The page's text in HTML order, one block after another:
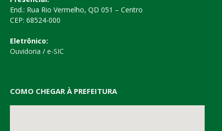
End.: Rua Rio Vermelho, QD 051 – Centro
CEP: 68524-000
Eletrônico:
Ouvidoria / e-SIC
COMO CHEGAR À PREFEITURA